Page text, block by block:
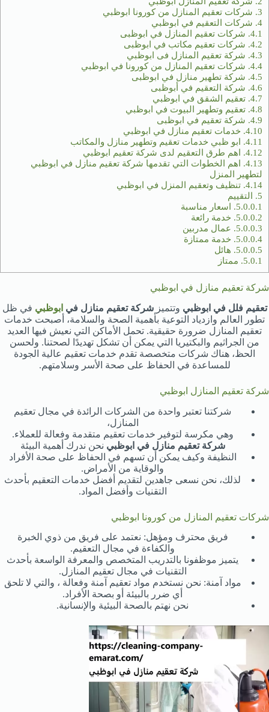
3. شركات تعقيم المنازل من كورونا ابوظبي
4. شركات التعقيم في ابوظبي
4.1. شركات تعقيم المنازل في ابوظبى
4.2. شركات تعقيم مكاتب في ابوظبى
4.3. شركة تعقيم المنازل فى ابوظبي
4.4. شركات تعقيم المنازل من كورونا في ابوظبي
4.5. شركة تطهير منازل في ابوظبى
4.6. شركة التعقيم في أبوظبى
4.7. تعقيم الشقق في ابوظبي
4.8. تعقيم وتطهير البيوت في ابوظبي
4.9. شركة تعقيم في ابوظبى
4.10. خدمات تعقيم منازل في ابوظبي
4.11. ابو ظبي خدمات تعقيم وتطهير منازل والمكاتب
4.12. اهم طرق التعقيم لدى شركة تعقيم ابوظبي
4.13. اهم الخطوات التي تقدمها شركة تعقيم منازل في ابوظبي
لتطهير المنزل
4.14. تنظيف وتعقيم المنزل في ابوظبي
5. التقييم
5.0.0.1. اسعار مناسبة
5.0.0.2. خدمة رائعة
5.0.0.3. عمال مدربين
5.0.0.4. خدمة ممتازة
5.0.0.5. هائل
5.0.1. ممتاز
شركة تعقيم منازل في ابوظبي
تعقيم فلل في ابوظبي وتتميزشركة تعقيم منازل في ابوظبي في ظل
تطور العالم وازدياد التوعية بأهمية الصحة والسلامة، أصبحت خدمات
تعقيم المنازل ضرورة حقيقية. تحمل الأماكن التي نعيش فيها العديد
من الجراثيم والبكتيريا التي يمكن أن تشكل تهديدًا لصحتنا. ولحسن
الحظ، هناك شركات متخصصة تقدم خدمات تعقيم عالية الجودة
للمساعدة في الحفاظ على صحة الأسر وسلامتهم.
شركة تعقيم المنازل ابوظبي
شركتنا تعتبر واحدة من الشركات الرائدة في مجال تعقيم
المنازل،
وهي مكرسة لتوفير خدمات تعقيم متقدمة وفعالة للعملاء.
شركة تعقيم منازل في ابوظبي نحن ندرك أهمية البيئة
النظيفة وكيف يمكن أن تسهم في الحفاظ على صحة الأفراد
والوقاية من الأمراض.
لذلك، نحن نسعى جاهدين لتقديم أفضل خدمات التعقيم بأحدث
التقنيات وأفضل المواد.
شركات تعقيم المنازل من كورونا ابوظبي
فريق محترف ومؤهل: نعتمد على فريق من ذوي الخبرة
والكفاءة في مجال التعقيم.
يتميز موظفونا بالتدريب المتخصص والمعرفة الواسعة بأحدث
التقنيات في مجال تعقيم المنازل.
مواد آمنة: نحن نستخدم مواد تعقيم آمنة وفعالة ، والتي لا تلحق
أي ضرر بالبيئة أو بصحة الأفراد.
نحن نهتم بالصحة البيئية والإنسانية.